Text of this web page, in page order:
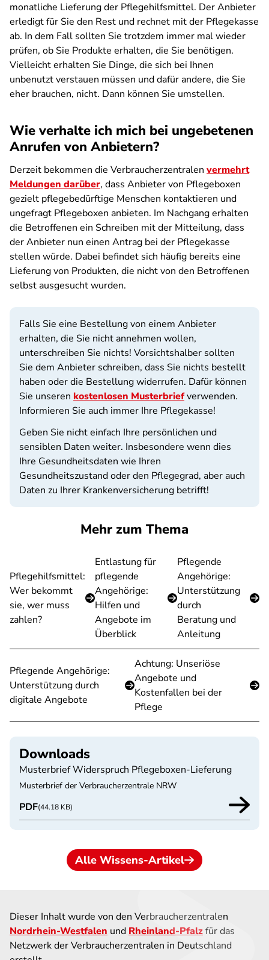
monatliche Lieferung der Pflegehilfsmittel. Der Anbieter
erledigt für Sie den Rest und rechnet mit der Pflegekasse
ab. In dem Fall sollten Sie trotzdem immer mal wieder
prüfen, ob Sie Produkte erhalten, die Sie benötigen.
Vielleicht erhalten Sie Dinge, die sich bei Ihnen
unbenutzt verstauen müssen und dafür andere, die Sie
eher brauchen, nicht. Dann können Sie umstellen.
Wie verhalte ich mich bei ungebetenen
Anrufen von Anbietern?
Derzeit bekommen die Verbraucherzentralen vermehrt
Meldungen darüber, dass Anbieter von Pflegeboxen
gezielt pflegebedürftige Menschen kontaktieren und
ungefragt Pflegeboxen anbieten. Im Nachgang erhalten
die Betroffenen ein Schreiben mit der Mitteilung, dass
der Anbieter nun einen Antrag bei der Pflegekasse
stellen würde. Dabei befindet sich häufig bereits eine
Lieferung von Produkten, die nicht von den Betroffenen
selbst ausgesucht wurden.
Falls Sie eine Bestellung von einem Anbieter
erhalten, die Sie nicht annehmen wollen,
unterschreiben Sie nichts! Vorsichtshalber sollten
Sie dem Anbieter schreiben, dass Sie nichts bestellt
haben oder die Bestellung widerrufen. Dafür können
Sie unseren kostenlosen Musterbriefverwenden.
Informieren Sie auch immer Ihre Pflegekasse!
Geben Sie nicht einfach Ihre persönlichen und
sensiblen Daten weiter. Insbesondere wenn dies
Ihre Gesundheitsdaten wie Ihren
Gesundheitszustand oder den Pflegegrad, aber auch
Daten zu Ihrer Krankenversicherung betrifft!
Mehr zum Thema
Pflegehilfsmittel:
Wer bekommt
sie, wer muss
zahlen?
Entlastung für
pflegende
Angehörige:
Hilfen und
Angebote im
Überblick
Pflegende
Angehörige:
Unterstützung
durch
Beratung und
Anleitung
Pflegende Angehörige:
Unterstützung durch
digitale Angebote
Achtung: Unseriöse
Angebote und
Kostenfallen bei der
Pflege
Downloads
Musterbrief Widerspruch Pflegeboxen-Lieferung
Musterbrief der Verbraucherzentrale NRW
PDF(44.18 KB)
Alle Wissens-Artikel
Dieser Inhalt wurde von den Verbraucherzentralen
Nordrhein-Westfalen und Rheinland-Pfalzfür das
Netzwerk der Verbraucherzentralen in Deutschland